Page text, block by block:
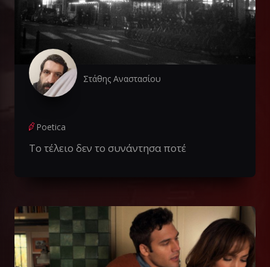
Στάθης Αναστασίου
Poetica
Το τέλειο δεν το συνάντησα ποτέ